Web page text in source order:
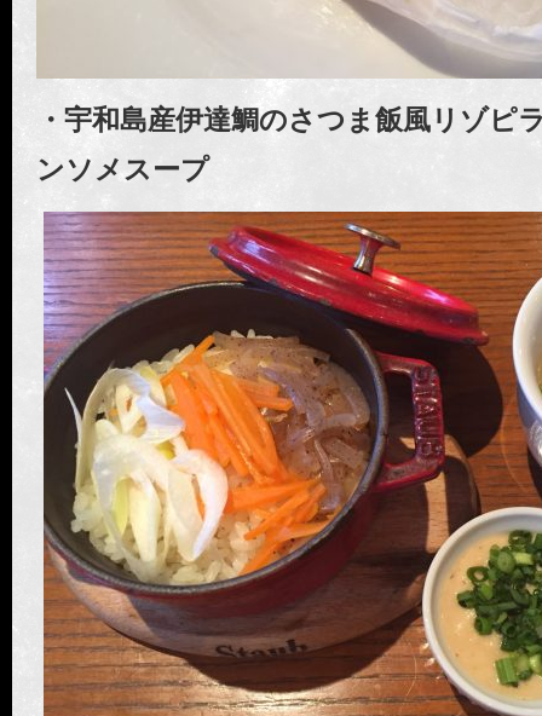
・宇和島産伊達鯛のさつま飯風リゾピ
ンソメスープ